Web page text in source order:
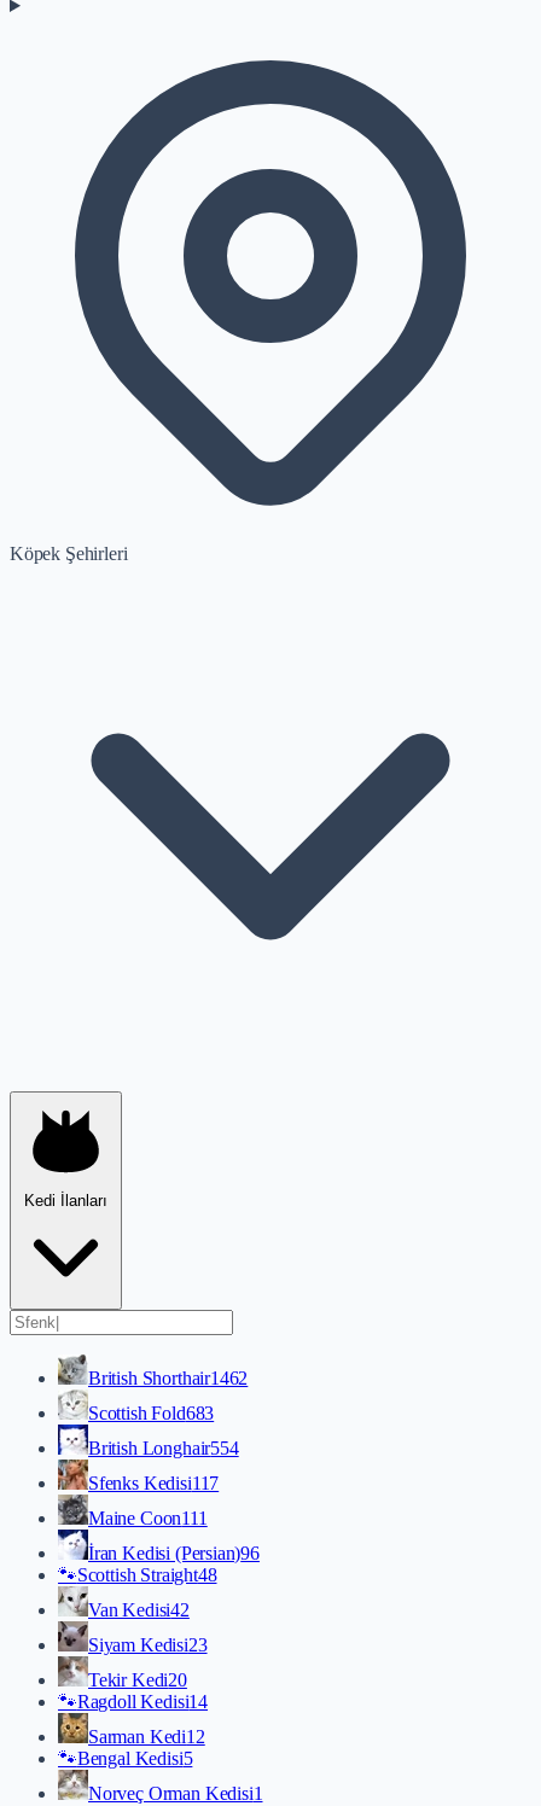
Köpek Şehirleri
Kedi İlanları
British Shorthair1462
Scottish Fold683
British Longhair554
Sfenks Kedisi117
Maine Coon111
İran Kedisi (Persian)96
🐾Scottish Straight48
Van Kedisi42
Siyam Kedisi23
Tekir Kedi20
🐾Ragdoll Kedisi14
Sarman Kedi12
🐾Bengal Kedisi5
Norveç Orman Kedisi1